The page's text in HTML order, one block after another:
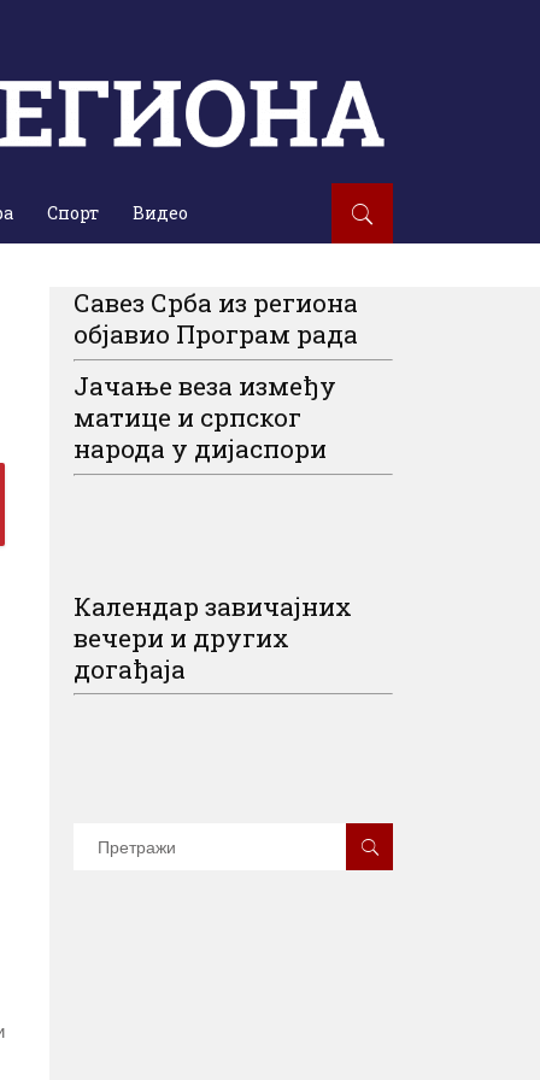
Спорт Видео
Савез Срба из региона
објавио Програм рада
Јачање веза између
матице и српског
народа у дијаспори
Календар завичајних
вечери и других
догађаја